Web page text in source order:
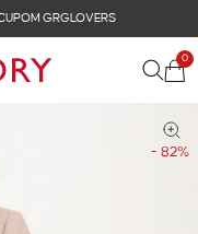
GRGLOVERS
0
- 82%